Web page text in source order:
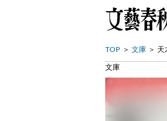
TOP 文庫 天
文庫